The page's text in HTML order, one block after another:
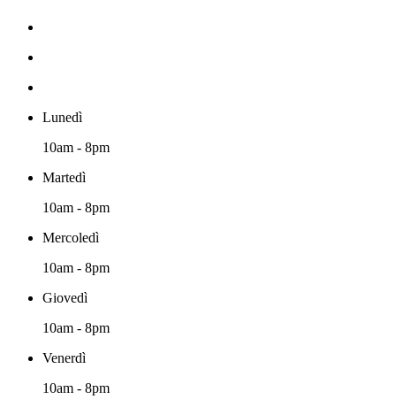
Lunedì
10am - 8pm
Martedì
10am - 8pm
Mercoledì
10am - 8pm
Giovedì
10am - 8pm
Venerdì
10am - 8pm